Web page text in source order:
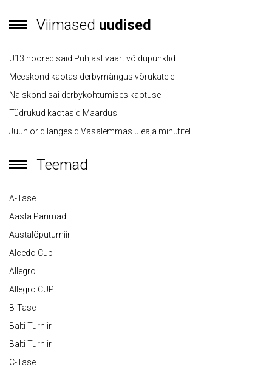
Viimased uudised
U13 noored said Puhjast väärt võidupunktid
Meeskond kaotas derbymängus võrukatele
Naiskond sai derbykohtumises kaotuse
Tüdrukud kaotasid Maardus
Juuniorid langesid Vasalemmas üleaja minutitel
Teemad
A-Tase
Aasta Parimad
Aastalõputurniir
Alcedo Cup
Allegro
Allegro CUP
B-Tase
Balti Turniir
Balti Turniir
C-Tase